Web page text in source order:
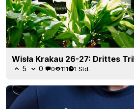
Wisła Krakau 26-27: Drittes
5 0 0 111 1 Std.